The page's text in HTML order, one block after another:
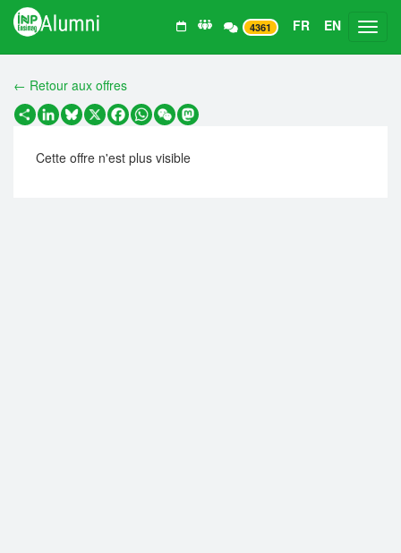
4361 FR EN
← Retour aux offres
PartagerLinkedIn
Bluesky
X Facebook
WhatsApp
WeChatMastodon
Cette offre n'est plus visible